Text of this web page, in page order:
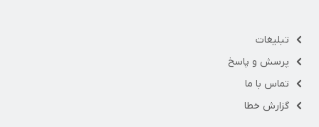
تبلیغات
پرسش و پاسخ
تماس با ما
گزارش خطا